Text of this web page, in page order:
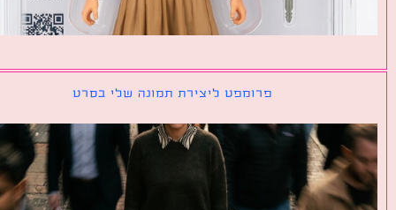
פרומפט ליצירת תמונה שלי בסרט